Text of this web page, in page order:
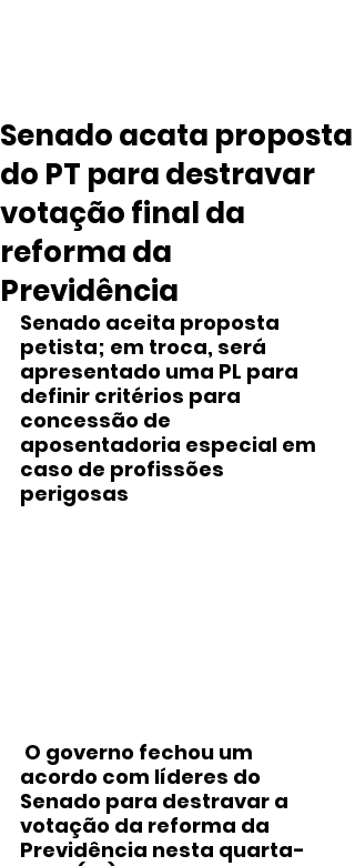
Senado acata proposta
do PT para destravar
votação final da
reforma da
Previdência
Senado aceita proposta
petista; em troca, será
apresentado uma PL para
definir critérios para
concessão de
aposentadoria especial em
caso de profissões
perigosas
acordo com líderes do
Senado para destravar a
votação da reforma da
Previdência nesta quarta-